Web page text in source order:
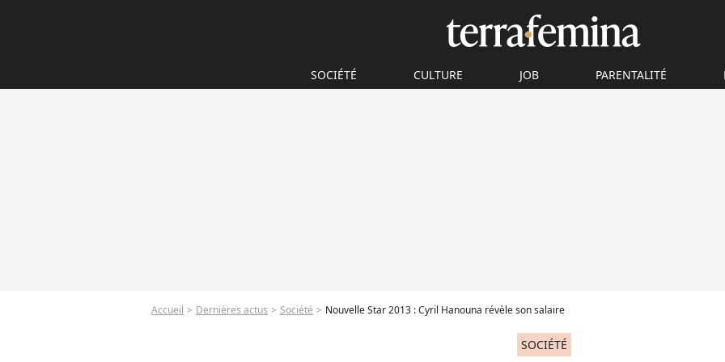
SOCIÉTÉ CULTURE JOB PARENTALITÉ
Accueil Dernières actus Société Nouvelle Star 2013 : Cyril Hanouna révèle son salaire
SOCIÉTÉ